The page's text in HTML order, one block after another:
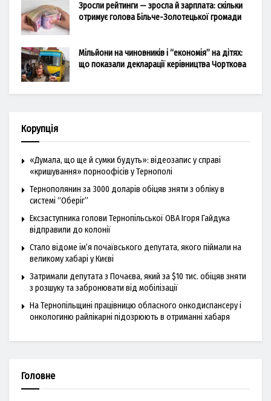
Зросли рейтинги — зросла й зарплата: скільки
отримує голова Більче-Золотецької громади
Мільйони на чиновників і “економія” на дітях:
що показали декларації керівництва Чорткова
Корупція
«Думала, що ще й сумки будуть»: відеозапис у справі
«кришування» порноофісів у Тернополі
Тернополянин за 3000 доларів обіцяв зняти з обліку в
системі “Оберіг”
Ексзаступника голови Тернопільської ОВА Ігоря Гайдука
відправили до колонії
Стало відоме ім’я почаївського депутата, якого піймали на
великому хабарі у Києві
Затримали депутата з Почаєва, який за $10 тис. обіцяв зняти
з розшуку та забронювати від мобілізації
На Тернопільщині працівницю обласного онкодиспансеру і
онкологиню райлікарні підозрюють в отриманні хабаря
Головне